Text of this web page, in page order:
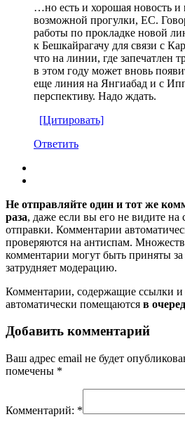
…но есть и хорошая новость и
возможной прогулки, ЕС.
работы по прокладке новой
к Бешкайрагачу для связи с
что на линии, где запечатлен
в этом году может вновь
еще линия на Янгиабад и с
перспективу. Надо ждать.
[Цитировать]
Ответить
Не отправляйте один и тот же
раза, даже если вы его не видите на
отправки. Комментарии
проверяются на антиспам.
комментарии могут быть приняты за
затрудняет модерацию.
Комментарии, содержащие ссылки и
автоматически помещаются в
Добавить комментарий
Ваш адрес email не будет
помечены *
Комментарий: *